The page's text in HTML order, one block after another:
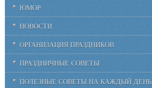
ЮМОР
НОВОСТИ
ОРГАНИЗАЦИЯ ПРАЗДНИКОВ
ПРАЗДНИЧНЫЕ СОВЕТЫ
ПОЛЕЗНЫЕ СОВЕТЫ НА КАЖДЫЙ ДЕНЬ